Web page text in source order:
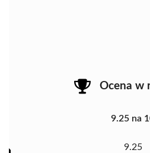
Ocena w
9.25 na
9.25